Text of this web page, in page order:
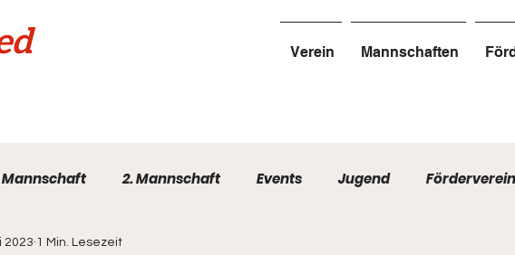
Verein Mannschaften
Mannschaft 2. Mannschaft Events Jugend Förderverein
2023 1 Min. Lesezeit